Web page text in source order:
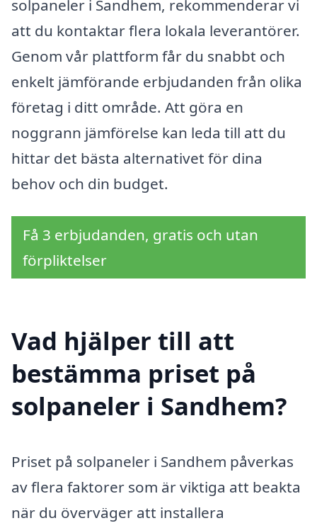
solpaneler i Sandhem, rekommenderar vi
att du kontaktar flera lokala leverantörer.
Genom vår plattform får du snabbt och
enkelt jämförande erbjudanden från olika
företag i ditt område. Att göra en
noggrann jämförelse kan leda till att du
hittar det bästa alternativet för dina
behov och din budget.
Få 3 erbjudanden, gratis och utan
förpliktelser
Vad hjälper till att
bestämma priset på
solpaneler i Sandhem?
Priset på solpaneler i Sandhem påverkas
av flera faktorer som är viktiga att beakta
när du överväger att installera